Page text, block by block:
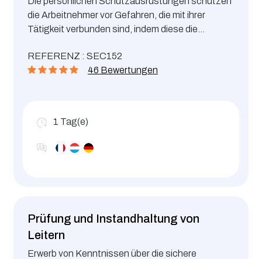
die Arbeitnehmer vor Gefahren, die mit ihrer
Tätigkeit verbunden sind, indem diese die
REFERENZ : SEC152
46 Bewertungen
1 Tag(e)
Prüfung und Instandhaltung von
Leitern
Erwerb von Kenntnissen über die sichere